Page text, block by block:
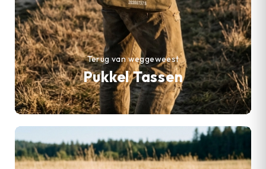
Pukkel Tassen
Terug van weggeweest